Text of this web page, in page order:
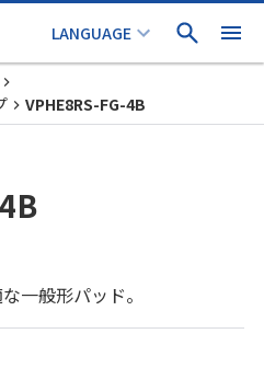
VPHE8RS-FG-4B
一般形パッド。